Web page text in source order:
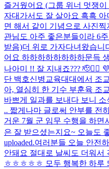
즐거웠어요 (그룹 위너 멋쟁
자대가서도 잘 살아요 흑흑
면 해서 같이 기념으로 사진
관님도 아주 좋은분들이라 6
받음)더 위로 가자다녀왔습니
어요 하하하하하하하하문득
나아미 !! 잘 지내죠??? 🫡❤️‍🔥
단 백호신병교육대대에서 조
아, 열심히 한 기수 부훈육 조
바쁘게 일과를 보내다 보니
.. 짧게나마 글로써 안부를 전
거운 7월 군 임무 수행을 하면
은 잘 받으셨는지요~ 오늘도
uploaded.여러분들 오늘 안전
안돼요 절대로 날씨도 더워서
ㅎㅎㅎㅎㅎ 모두 행복한 하루